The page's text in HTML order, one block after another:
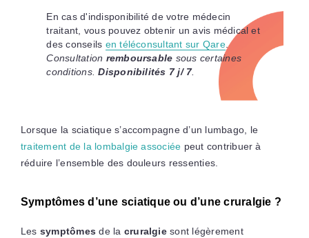
En cas d'indisponibilité de votre médecin
traitant, vous pouvez obtenir un avis médical et
des conseils en téléconsultant sur Qare.
Consultation remboursable sous certaines
conditions.Disponibilités 7 j/ 7.
Lorsque la sciatique s’accompagne d’un lumbago, le
traitement de la lombalgie associée peut contribuer à
réduire l’ensemble des douleurs ressenties.
Symptômes d’une sciatique ou d’une cruralgie ?
Les symptômes de la cruralgiesont légèrement